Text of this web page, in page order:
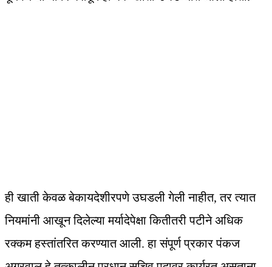
ही खाती केवळ बेकायदेशीरपणे उघडली गेली नाहीत, तर त्यात
नियमांनी आखून दिलेल्या मर्यादेपेक्षा कितीतरी पटीने अधिक
रक्कम हस्तांतरित करण्यात आली. हा संपूर्ण प्रकार पंकज